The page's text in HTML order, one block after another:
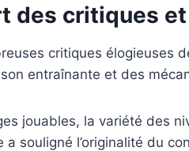
des critiques
critiques
entraînante et des
jouables, la variété des
a souligné l’originalité du